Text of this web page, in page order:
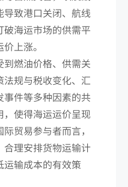
致港口关闭、航线
海运市场的供需平
上涨。
燃油价格、供需关
规与税收变化、汇
事件等多种因素的共
使得海运运价呈现
贸易参与者而言，
合理安排货物运输计
输成本的有效策